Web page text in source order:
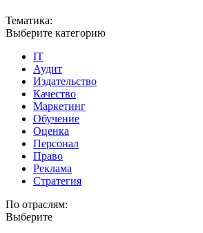
Тематика:
Выберите категорию
IT
Аудит
Издательство
Качество
Маркетинг
Обучение
Оценка
Персонал
Право
Реклама
Стратегия
По отраслям:
Выберите